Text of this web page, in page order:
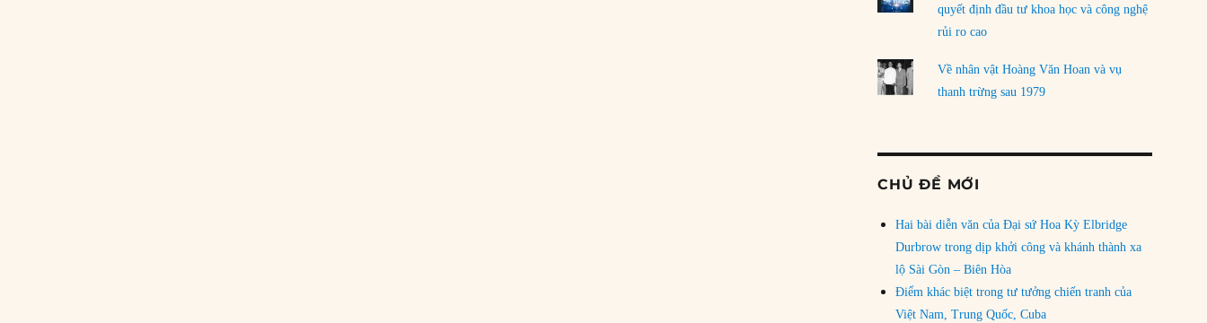
quyết định đầu tư khoa học và công nghệ
rủi ro cao
Về nhân vật Hoàng Văn Hoan và vụ
thanh trừng sau 1979
CHỦ ĐỀ MỚI
Hai bài diễn văn của Đại sứ Hoa Kỳ Elbridge
Durbrow trong dịp khởi công và khánh thành xa
lộ Sài Gòn – Biên Hòa
Điểm khác biệt trong tư tưởng chiến tranh của
Việt Nam, Trung Quốc, Cuba